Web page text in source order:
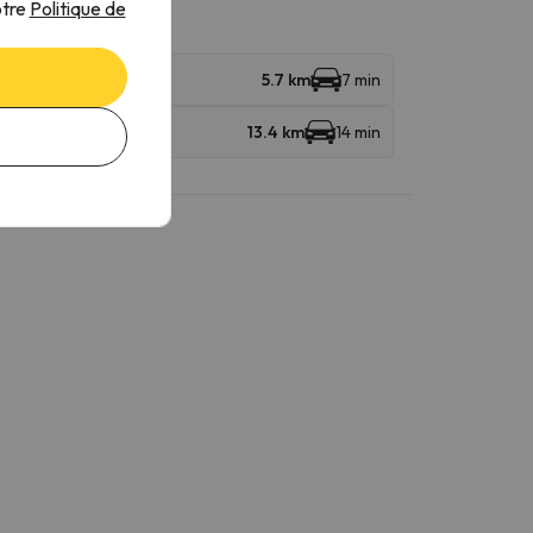
5.7 km 7 min
13.4 km 14 min
Politique de